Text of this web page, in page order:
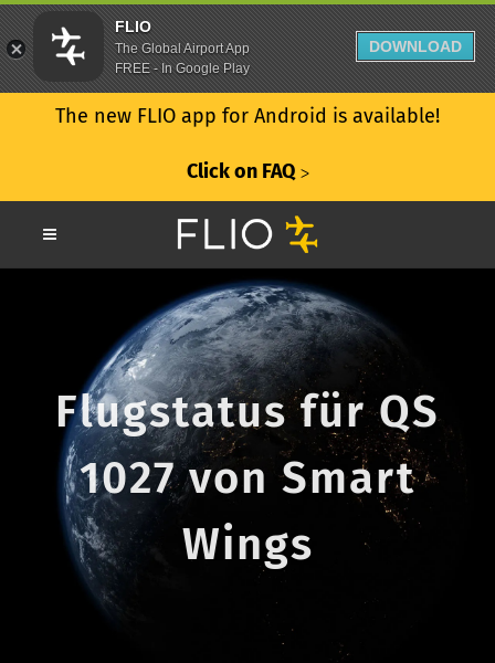
The new FLIO app for Android is available!
Click on FAQ ᐳ
Flugstatus für QS
1027 von Smart
Wings
FLIO
The Global Airport App
FREE - In Google Play
DOWNLOAD